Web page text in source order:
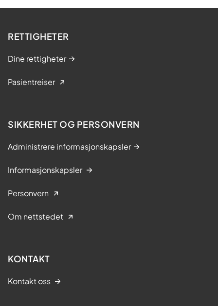
RETTIGHETER
Dine rettigheter
Pasientreiser
SIKKERHET OG PERSONVERN
Administrere informasjonskapsler
Informasjonskapsler
Personvern
Om nettstedet
KONTAKT
Kontakt oss